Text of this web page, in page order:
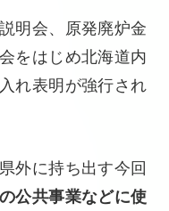
明会、原発廃炉金
をはじめ北海道内
れ表明が強行され
外に持ち出す今回
公共事業などに使